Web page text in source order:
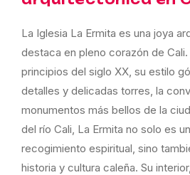
La Iglesia La Ermita es una joya
destaca en pleno corazón de Cali.
principios del siglo XX, su estilo
detalles y delicadas torres, la
monumentos más bellos de la
del río Cali, La Ermita no solo es
recogimiento espiritual, sino
historia y cultura caleña. Su